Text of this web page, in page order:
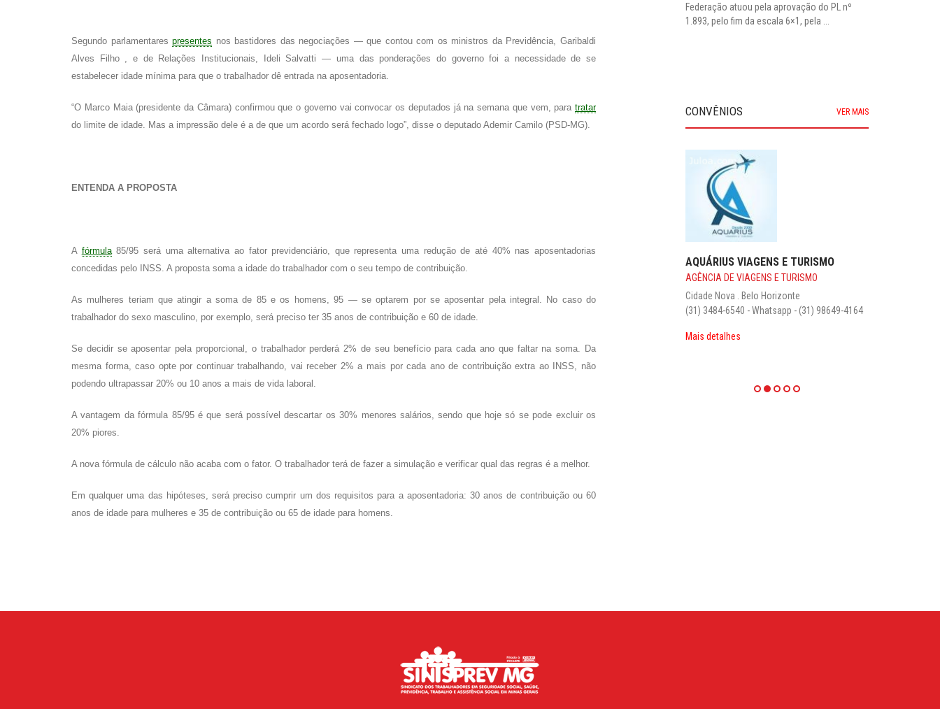
Segundo parlamentarespresentes nos bastidores das negociações — que contou com os ministros da Previdência, Garibaldi
Alves Filho , e de Relações Institucionais, Ideli Salvatti — uma das ponderações do governo foi a necessidade de se
estabelecer idade mínima para que o trabalhador dê entrada na aposentadoria.
“O Marco Maia (presidente da Câmara) confirmou que o governo vai convocar os deputados já na semana que vem, para tratar
do limite de idade. Mas a impressão dele é a de que um acordo será fechado logo”, disse o deputado Ademir Camilo (PSD-MG).
ENTENDA A PROPOSTA
A fórmula85/95 será uma alternativa ao fator previdenciário, que representa uma redução de até 40% nas aposentadorias
concedidas pelo INSS. A proposta soma a idade do trabalhador com o seu tempo de contribuição.
As mulheres teriam que atingir a soma de 85 e os homens, 95 — se optarem por se aposentar pela integral. No caso do
trabalhador do sexo masculino, por exemplo, será preciso ter 35 anos de contribuição e 60 de idade.
Se decidir se aposentar pela proporcional, o trabalhador perderá 2% de seu benefício para cada ano que faltar na soma. Da
mesma forma, caso opte por continuar trabalhando, vai receber 2% a mais por cada ano de contribuição extra ao INSS, não
podendo ultrapassar 20% ou 10 anos a mais de vida laboral.
A vantagem da fórmula 85/95 é que será possível descartar os 30% menores salários, sendo que hoje só se pode excluir os
20% piores.
A nova fórmula de cálculo não acaba com o fator. O trabalhador terá de fazer a simulação e verificar qual das regras é a melhor.
Em qualquer uma das hipóteses, será preciso cumprir um dos requisitos para a aposentadoria: 30 anos de contribuição ou 60
anos de idade para mulheres e 35 de contribuição ou 65 de idade para homens.
Federação atuou pela aprovação do PL nº
1.893, pelo fim da escala 6×1, pela ...
CONVÊNIOS VER MAIS
AQUÁRIUS VIAGENS E TURISMO
AGÊNCIA DE VIAGENS E TURISMO
Cidade Nova . Belo Horizonte
(31) 3484-6540 - Whatsapp - (31) 98649-4164
Mais detalhes